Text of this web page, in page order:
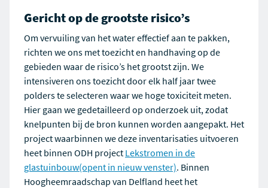
Gericht op de grootste risico’s
Om vervuiling van het water effectief aan te pakken,
richten we ons met toezicht en handhaving op de
gebieden waar de risico’s het grootst zijn. We
intensiveren ons toezicht door elk half jaar twee
polders te selecteren waar we hoge toxiciteit meten.
Hier gaan we gedetailleerd op onderzoek uit, zodat
knelpunten bij de bron kunnen worden aangepakt. Het
project waarbinnen we deze inventarisaties uitvoeren
heet binnen ODH project Lekstromen in de
glastuinbouw(opent in nieuw venster). Binnen
Hoogheemraadschap van Delfland heet het